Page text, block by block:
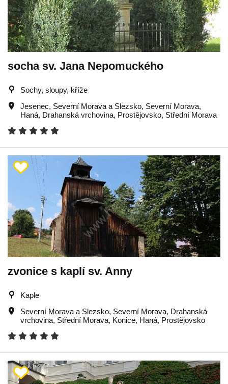
socha sv. Jana Nepomuckého
Sochy, sloupy, kříže
Jesenec, Severní Morava a Slezsko, Severní Morava,
Haná, Drahanská vrchovina, Prostějovsko, Střední Morava
zvonice s kaplí sv. Anny
Kaple
Severní Morava a Slezsko, Severní Morava, Drahanská
vrchovina, Střední Morava, Konice, Haná, Prostějovsko